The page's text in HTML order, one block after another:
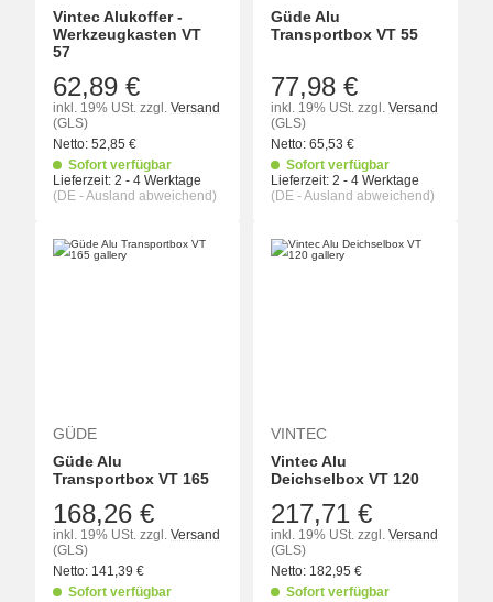
Vintec Alukoffer -
Werkzeugkasten VT
57
62,89 €
inkl. 19% USt. zzgl. Versand
(GLS)
Netto: 52,85 €
Sofort verfügbar
Lieferzeit: 2 - 4 Werktage
(DE - Ausland abweichend)
Güde Alu
Transportbox VT 55
77,98 €
inkl. 19% USt. zzgl. Versand
(GLS)
Netto: 65,53 €
Sofort verfügbar
Lieferzeit: 2 - 4 Werktage
(DE - Ausland abweichend)
GÜDE
Güde Alu
Transportbox VT 165
168,26 €
inkl. 19% USt. zzgl. Versand
(GLS)
Netto: 141,39 €
Sofort verfügbar
VINTEC
Vintec Alu
Deichselbox VT 120
217,71 €
inkl. 19% USt. zzgl. Versand
(GLS)
Netto: 182,95 €
Sofort verfügbar